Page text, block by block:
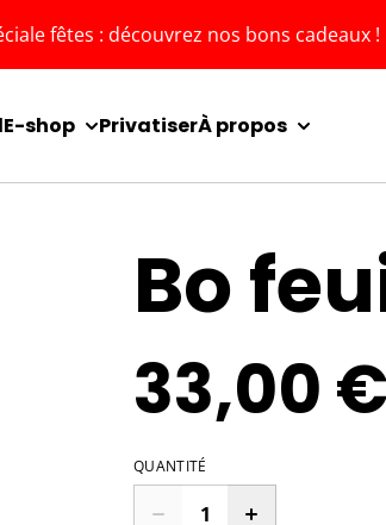
fêtes : découvrez nos bons cadeaux !
E-shop PrivatiserÀ propos
Bo
33,00 €
QUANTITÉ